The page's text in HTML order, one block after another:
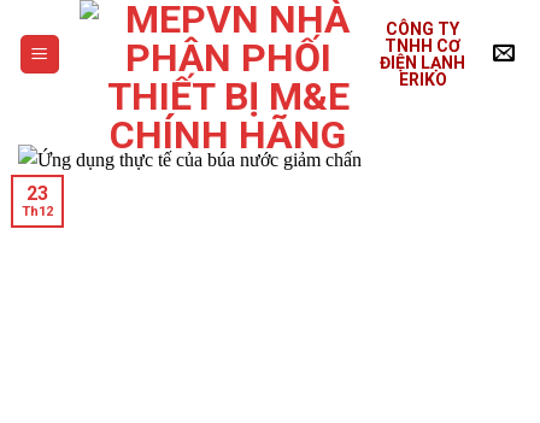
content
CÔNG TY
TNHH CƠ
ĐIỆN LẠNH
ERIKO
23
Th12